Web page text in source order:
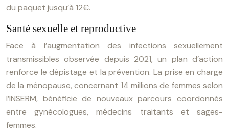
du paquet jusqu’à 12€.
Santé sexuelle et reproductive
Face à l’augmentation des infections sexuellement
transmissibles observée depuis 2021, un plan d’action
renforce le dépistage et la prévention. La prise en charge
de la ménopause, concernant 14 millions de femmes selon
l’INSERM, bénéficie de nouveaux parcours coordonnés
entre gynécologues, médecins traitants et sages-
femmes.